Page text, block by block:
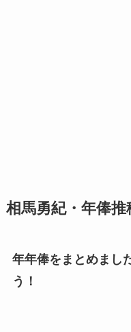
相馬勇紀・年俸
年年俸をまとめまし
う！